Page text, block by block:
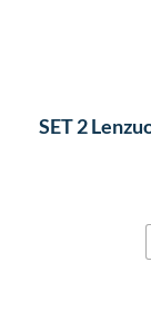
SET 2